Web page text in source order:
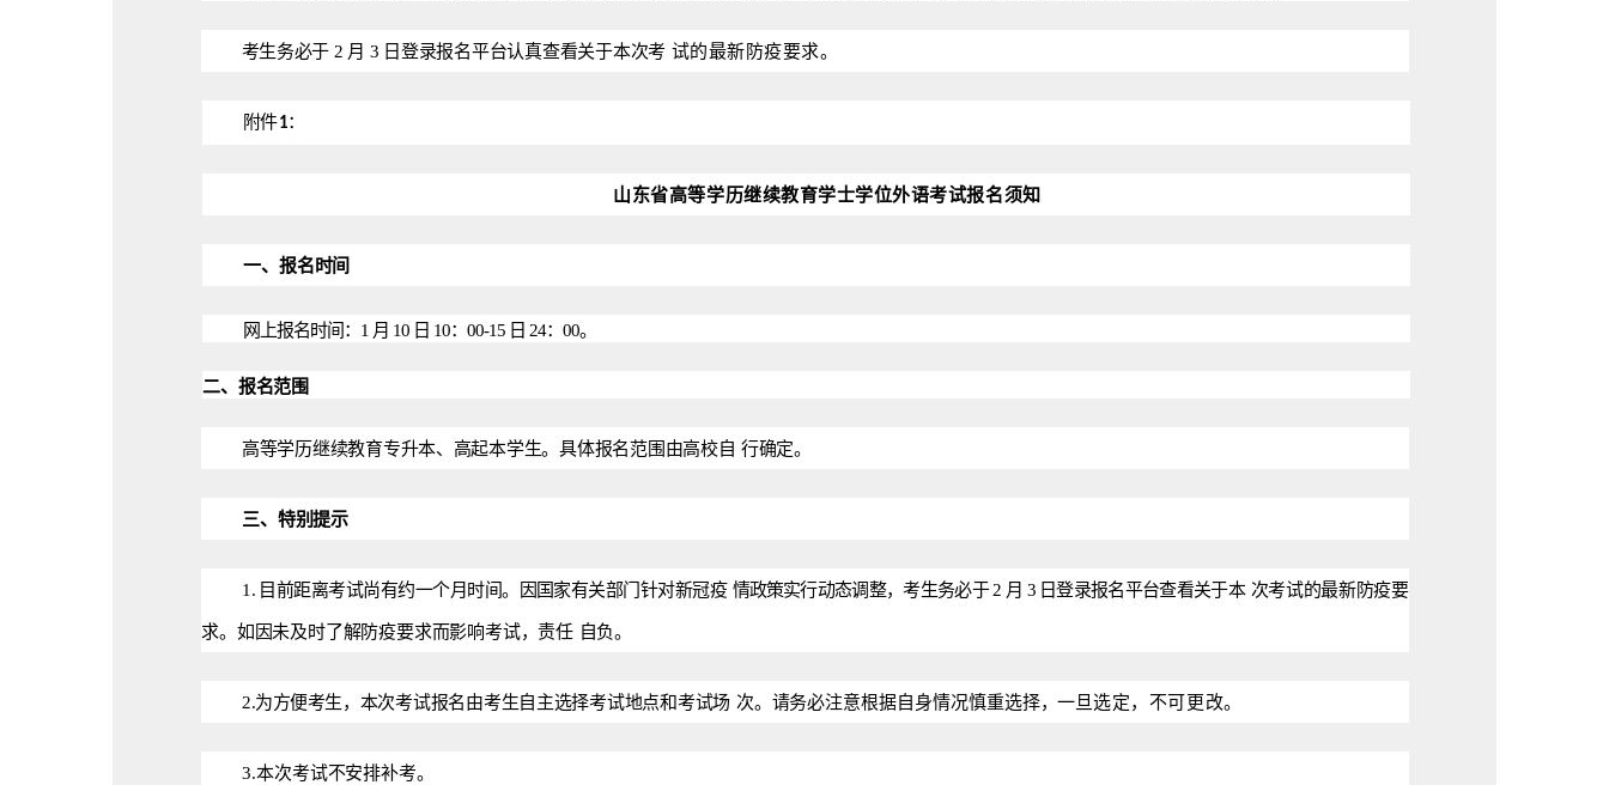
考生务必于 2 月 3 日登录报名平台认真查看关于本次考 试的最新防疫要求。
附件 1：
山东省高等学历继续教育学士学位外语考试报名须知
一、 报名时间
网 上报名时间：1 月 10 日 10：00-15 日 24：00。
二、报名范围
高等学历继续教育专升本、高起本学生。具体报名范围由高校自 行确定。
三、特别提示
1. 目前距离考试尚有约一个月时间。因国家有关部门针对新冠疫 情政策实行动态调整，考生务必于2 月 3 日登录报名平台查看关于本 次考试的最新防疫要
求。如因未及时了解防疫要求而影响考试，责任 自负。
2.为方便考生，本次考试报名由考生自主选择考试地点和考试场 次。请务必注意根据自身情况慎重选择，一旦选定，不可更改。
3.本次考试不安排补考。